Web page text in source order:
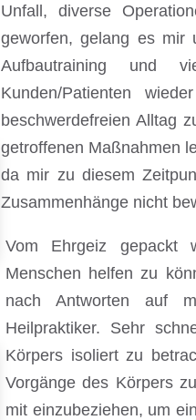
Unfall, diverse
geworfen, gelang es mir
Aufbautraining und
Kunden/Patienten
beschwerdefreien Alltag
getroffenen Maßnahmen
da mir zu diesem
Zusammenhänge nicht
Vom Ehrgeiz gepackt
Menschen helfen zu
nach Antworten auf
Heilpraktiker. Sehr
Körpers isoliert zu
Vorgänge des Körpers
mit einzubeziehen, um